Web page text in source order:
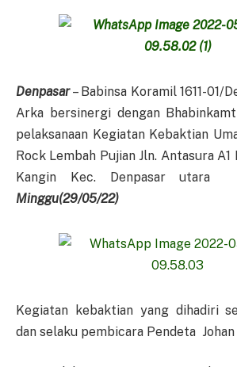
Denpasar– Babinsa Koramil 1611-01/
Arka bersinergi dengan
pelaksanaan Kegiatan Kebaktian
Rock Lembah Pujian Jln. Antasura A1
Kangin Kec. Denpasar utara
Minggu(29/05/22)
Kegiatan kebaktian yang dihadiri
dan selaku pembicara Pendeta